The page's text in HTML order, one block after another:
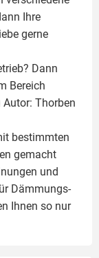
Ihre
gerne
Dann
Bereich
Autor: Thorben
bestimmten
gemacht
und
Dämmungs-
Ihnen so nur